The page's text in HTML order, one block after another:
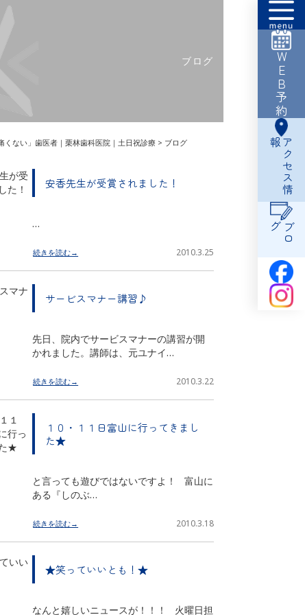
WEB予約
ア
ク
セ
ス
情
報
ブ
ロ
グ
ブログ
くない」歯医者｜栗林歯科医院｜土日祝診療 > ブログ
安香先生が受賞されました！
…
続きを読む→ 2010.3.25
サービスマナー講習♪
先日、院内でサービスマナーの講習が開
かれました。講師は、元ユナイ…
続きを読む→ 2010.3.22
１０・１１日富山に行ってきまし
た★
と言っても遊びではないですよ！ 富山に
ある『しのぶ…
続きを読む→ 2010.3.18
★笑っていいとも！★
なんと嬉しいニュースが！！！ 火曜日担